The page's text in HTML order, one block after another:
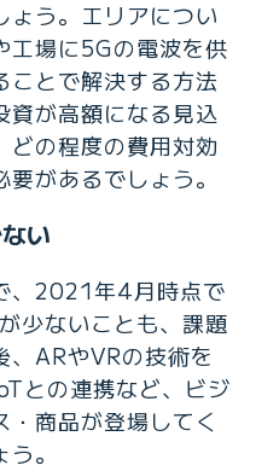
ょう。エリアについ
工場に5Gの電波を供
ことで解決する方法
資が高額になる見込
どの程度の費用対効
があるでしょう。
い
、2021年4月時点で
少ないことも、課題
、ARやVRの技術を
との連携など、ビジ
商品が登場してく
。